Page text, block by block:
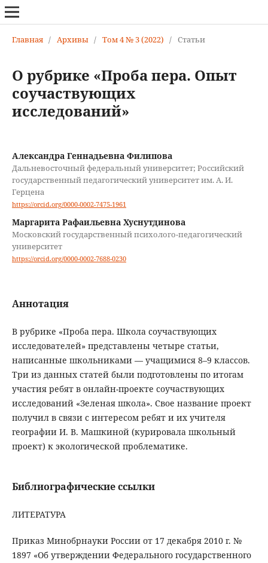
Главная / Архивы / Том 4 № 3 (2022) / Статьи
О рубрике «Проба пера. Опыт
соучаствующих
исследований»
Александра Геннадьевна Филипова
Дальневосточный федеральный университет; Российский
государственный педагогический университет им. А. И.
Герцена
https://orcid.org/0000-0002-7475-1961
Маргарита Рафаильевна Хуснутдинова
Московский государственный психолого-педагогический
университет
https://orcid.org/0000-0002-7688-0230
Аннотация
В рубрике «Проба пера. Школа соучаствующих
исследователей» представлены четыре статьи,
написанные школьниками — учащимися 8–9 классов.
Три из данных статей были подготовлены по итогам
участия ребят в онлайн-проекте соучаствующих
исследований «Зеленая школа». Свое название проект
получил в связи с интересом ребят и их учителя
географии И. В. Машкиной (курировала школьный
проект) к экологической проблематике.
Библиографические ссылки
ЛИТЕРАТУРА
Приказ Минобрнауки России от 17 декабря 2010 г. №
1897 «Об утверждении Федерального государственного